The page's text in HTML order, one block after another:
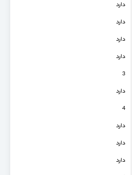
دارد
دارد
دارد
دارد
3
دارد
4
دارد
دارد
دارد